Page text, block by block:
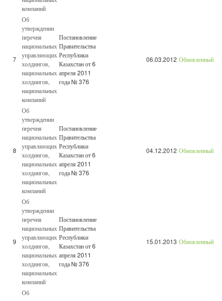
компаний
7
Об
утверждении
перечня
национальных
управляющих
холдингов,
национальных
холдингов,
национальных
компаний
Постановление
Правительства
Республики
Казахстан от 6
апреля 2011
года № 376
06.03.2012 Обновленный
8
Об
утверждении
перечня
национальных
управляющих
холдингов,
национальных
холдингов,
национальных
компаний
Постановление
Правительства
Республики
Казахстан от 6
апреля 2011
года № 376
04.12.2012 Обновленный
9
Об
утверждении
перечня
национальных
управляющих
холдингов,
национальных
холдингов,
национальных
компаний
Постановление
Правительства
Республики
Казахстан от 6
апреля 2011
года № 376
15.01.2013 Обновленный
Об